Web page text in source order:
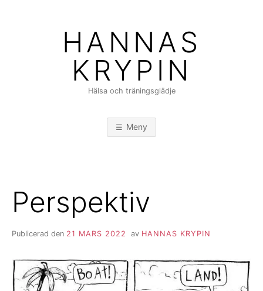
HANNAS
KRYPIN
Hälsa och träningsglädje
Meny
Perspektiv
Publicerad den 21 MARS 2022 av HANNAS KRYPIN